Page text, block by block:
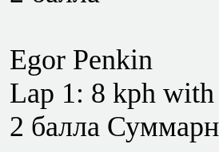
Egor Penkin
Lap 1: 8 kph
2 балла